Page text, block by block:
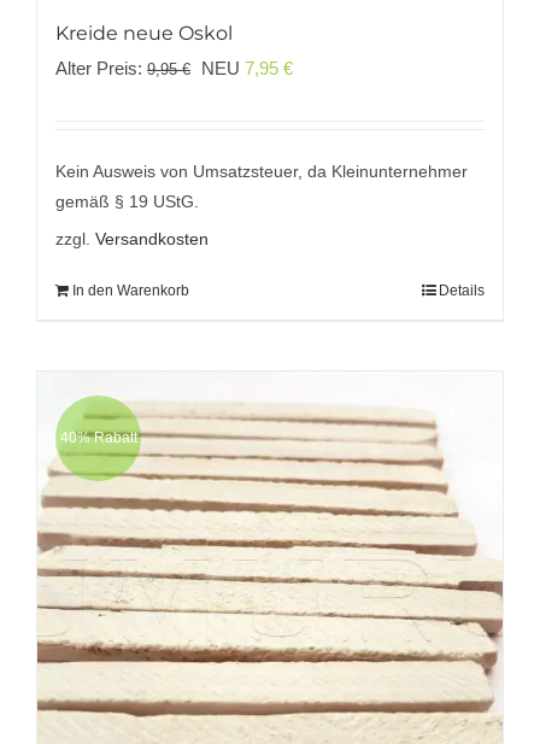
Kreide neue Oskol
Alter Preis: 9,95€
Ursprünglicher
9,95 €
NEU 7,95 €Aktueller
7,95 €.
Kein Ausweis von Umsatzsteuer, da Kleinunternehmer
gemäß § 19 UStG.
zzgl. Versandkosten
In den Warenkorb Details
40% Rabatt